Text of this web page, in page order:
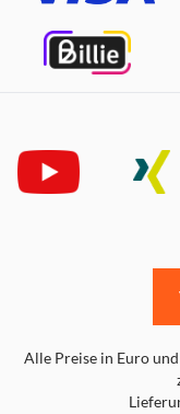
Alle Preise in Euro